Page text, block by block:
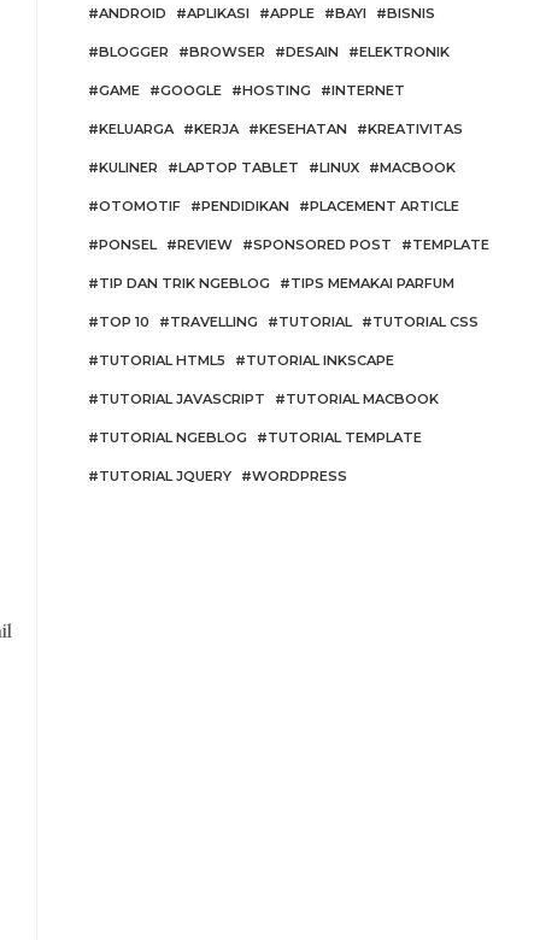
ANDROID APLIKASI APPLE BAYI BISNIS
BLOGGER BROWSER DESAIN ELEKTRONIK
GAME GOOGLE HOSTING INTERNET
KELUARGA KERJA KESEHATAN KREATIVITAS
KULINER LAPTOP TABLET LINUX MACBOOK
OTOMOTIF PENDIDIKAN PLACEMENT ARTICLE
PONSEL REVIEW SPONSORED POST TEMPLATE
TIP DAN TRIK NGEBLOG TIPS MEMAKAI PARFUM
TOP 10 TRAVELLING TUTORIAL TUTORIAL CSS
TUTORIAL HTML5 TUTORIAL INKSCAPE
TUTORIAL JAVASCRIPT TUTORIAL MACBOOK
TUTORIAL NGEBLOG TUTORIAL TEMPLATE
TUTORIAL JQUERY WORDPRESS